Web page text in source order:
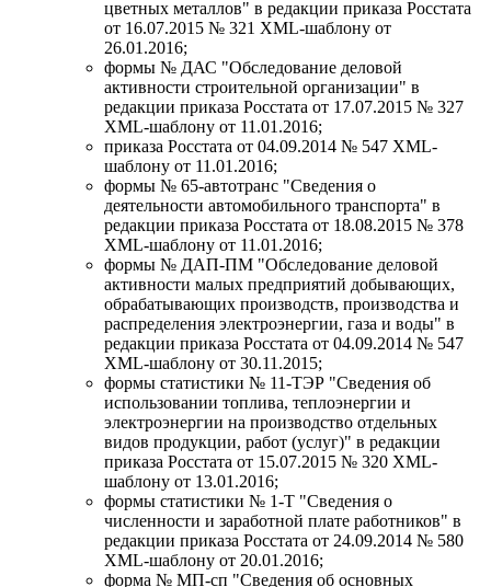
цветных металлов" в редакции приказа Росстата
от 16.07.2015 № 321 XML-шаблону от
26.01.2016;
формы № ДАС "Обследование деловой
активности строительной организации" в
редакции приказа Росстата от 17.07.2015 № 327
XML-шаблону от 11.01.2016;
приказа Росстата от 04.09.2014 № 547 XML-
шаблону от 11.01.2016;
формы № 65-автотранс "Сведения о
деятельности автомобильного транспорта" в
редакции приказа Росстата от 18.08.2015 № 378
XML-шаблону от 11.01.2016;
формы № ДАП-ПМ "Обследование деловой
активности малых предприятий добывающих,
обрабатывающих производств, производства и
распределения электроэнергии, газа и воды" в
редакции приказа Росстата от 04.09.2014 № 547
XML-шаблону от 30.11.2015;
формы статистики № 11-ТЭР "Сведения об
использовании топлива, теплоэнергии и
электроэнергии на производство отдельных
видов продукции, работ (услуг)" в редакции
приказа Росстата от 15.07.2015 № 320 XML-
шаблону от 13.01.2016;
формы статистики № 1-Т "Сведения о
численности и заработной плате работников" в
редакции приказа Росстата от 24.09.2014 № 580
XML-шаблону от 20.01.2016;
форма № МП-сп "Сведения об основных